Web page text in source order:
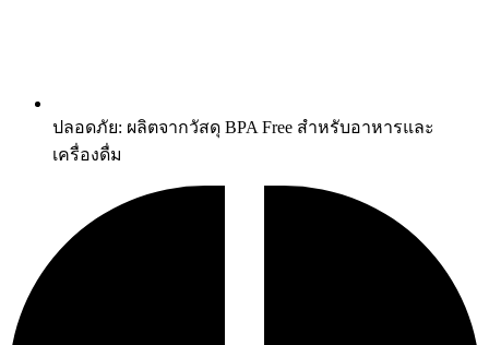
ปลอดภัย: ผลิตจากวัสดุ BPA Free สำหรับอาหารและ
เครื่องดื่ม